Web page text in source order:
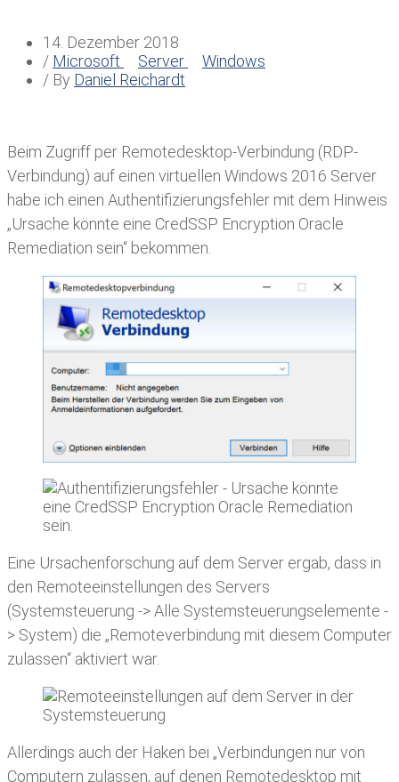
14. Dezember 2018
/ Microsoft Server
Windows
/ By Daniel Reichardt
Beim Zugriff per Remotedesktop-Verbindung (RDP-
Verbindung) auf einen virtuellen Windows 2016 Server
habe ich einen Authentifizierungsfehler mit dem Hinweis
„Ursache könnte eine CredSSP Encryption Oracle
Remediation sein“ bekommen.
Eine Ursachenforschung auf dem Server ergab, dass in
den Remoteeinstellungen des Servers
(Systemsteuerung -> Alle Systemsteuerungselemente -
> System) die „Remoteverbindung mit diesem Computer
zulassen“ aktiviert war.
Allerdings auch der Haken bei „Verbindungen nur von
Computern zulassen, auf denen Remotedesktop mit